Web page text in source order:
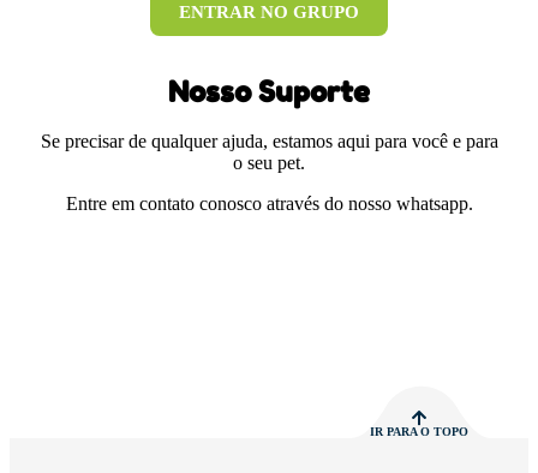
ENTRAR NO GRUPO
Nosso Suporte
Se precisar de qualquer ajuda, estamos aqui para você e para
o seu pet.
Entre em contato conosco através do nosso whatsapp.
IR PARA O TOPO